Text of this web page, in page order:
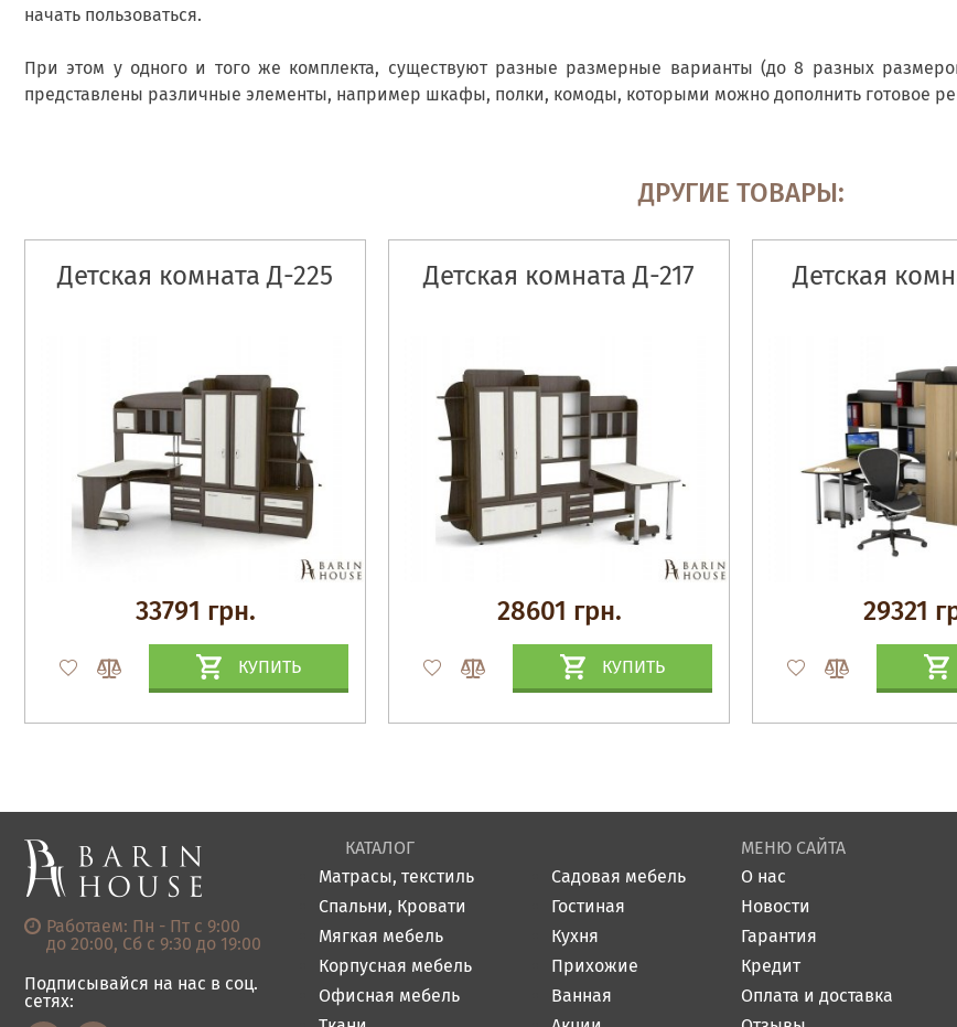
начать пользоваться.
При этом у одного и того же комплекта, существуют разные размерные варианты (до 8 разных
представлены различные элементы, например шкафы, полки, комоды, которыми можно дополнить готовое
ДРУГИЕ ТОВАРЫ:
Детская комната Д-225
33791 грн.
КУПИТЬ
Детская комната Д-217
28601 грн.
КУПИТЬ
Детская
29321
Работаем: Пн - Пт с 9:00
до 20:00, Сб с 9:30 до 19:00
Подписывайся на нас в соц.
сетях:
КАТАЛОГ
Матрасы, текстиль
Спальни, Кровати
Мягкая мебель
Корпусная мебель
Офисная мебель
Садовая мебель
Гостиная
Кухня
Прихожие
Ванная
МЕНЮ САЙТА
О нас
Новости
Гарантия
Кредит
Оплата и доставка